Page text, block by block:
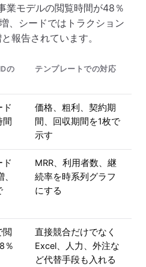
業モデルの閲覧時間が48％
、シードではトラクション
報告されています。
の
テンプレートでの対応
ド
間
価格、粗利、契約期
間、回収期間を1枚で
示す
ド
MRR、利用者数、継
続率を時系列グラフ
にする
閲
％
直接競合だけでなく
Excel、人力、外注な
ど代替手段も入れる